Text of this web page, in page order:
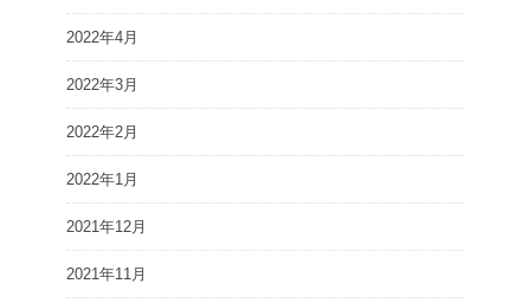
2022年4月
2022年3月
2022年2月
2022年1月
2021年12月
2021年11月